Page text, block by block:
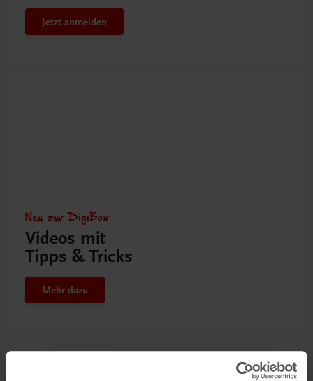
Jetzt anmelden
Neu zur DigiBox
Videos mit
Tipps & Tricks
Mehr dazu